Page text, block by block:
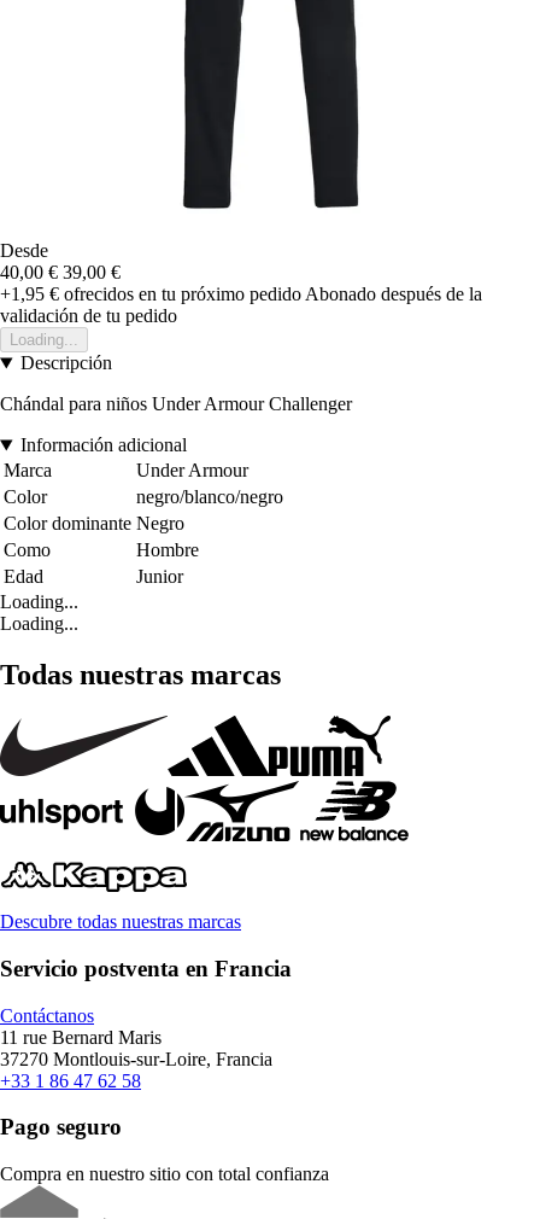
Desde
40,00 € 39,00 €
+1,95 € ofrecidos en tu próximo pedido Abonado después de la
validación de tu pedido
Loading...
Descripción
Chándal para niños Under Armour Challenger
Información adicional
Marca
Under Armour
Color
negro/blanco/negro
Color dominante Negro
Como
Hombre
Edad
Junior
Loading...
Loading...
Todas nuestras marcas
Descubre todas nuestras marcas
Servicio postventa en Francia
Contáctanos
11 rue Bernard Maris
37270 Montlouis-sur-Loire, Francia
+33 1 86 47 62 58
Pago seguro
Compra en nuestro sitio con total confianza